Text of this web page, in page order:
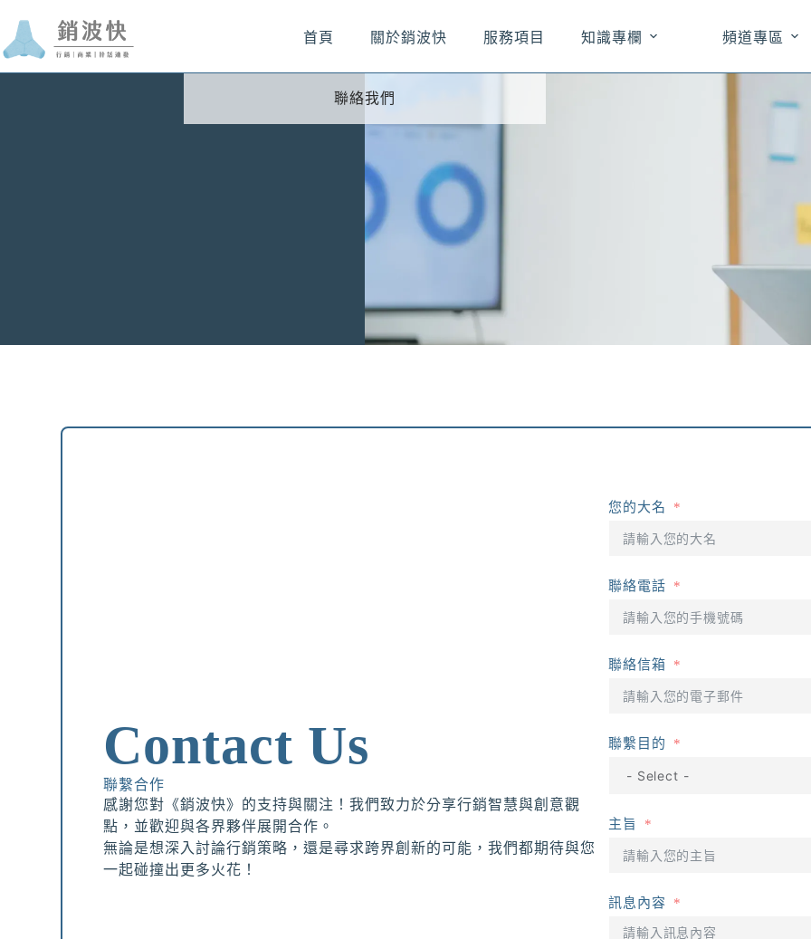
首頁 關於銷波快 服務項目 知識專欄 頻道專區
聯絡我們
Contact Us
聯繫合作
感謝您對《銷波快》的支持與關注！我們致力於分享行銷智慧與創意觀
點，並歡迎與各界夥伴展開合作。
無論是想深入討論行銷策略，還是尋求跨界創新的可能，我們都期待與您
一起碰撞出更多火花！
您的大名
聯絡電話
聯絡信箱
聯繫目的
主旨
訊息內容